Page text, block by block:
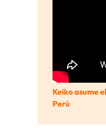
Keiko asume
Perú